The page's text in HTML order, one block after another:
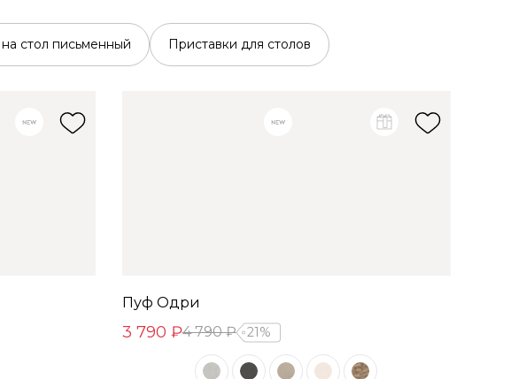
стол письменный Приставки для столов
Пуф Одри
3 790 ₽4 790 ₽ 21%